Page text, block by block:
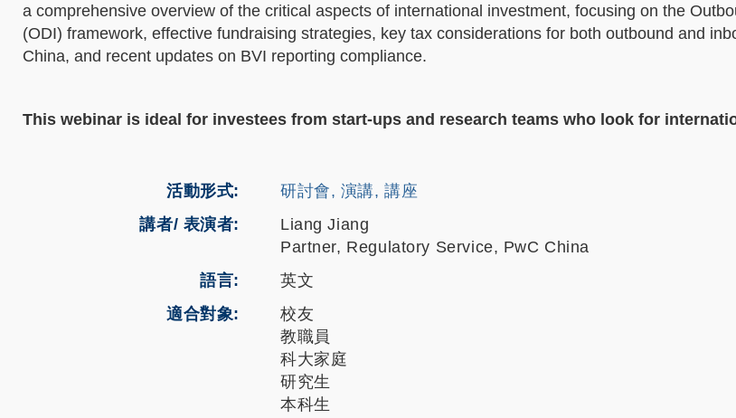
a comprehensive overview of the critical aspects of international investment, focusing on the
(ODI) framework, effective fundraising strategies, key tax considerations for both outbound and
China, and recent updates on BVI reporting compliance.
This webinar is ideal for investees from start-ups and research teams who look for
活動形式
研討會, 演講, 講座
講者/ 表演者:
Liang Jiang
Partner, Regulatory Service, PwC China
語言
英文
適合對象
校友
教職員
科大家庭
研究生
本科生